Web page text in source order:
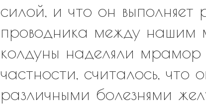
силой, и что он выполняет
проводника между нашим
колдуны наделяли
частности, считалось, что
различными болезнями